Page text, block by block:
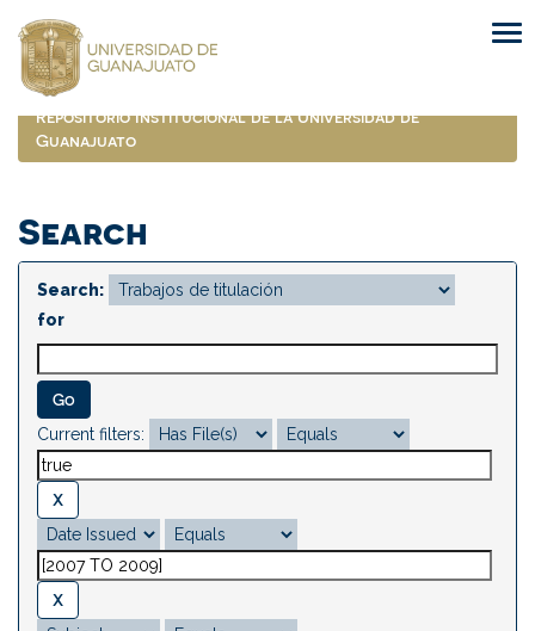
navigation
Repositorio Institucional de la Universidad de
Guanajuato
Search
Search:
for
Current filters: